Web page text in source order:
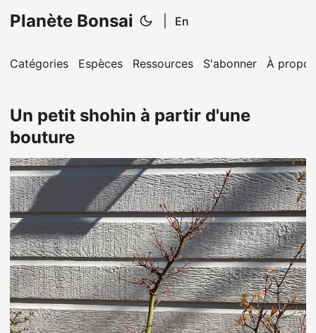
Planète Bonsai En
Catégories Espèces Ressources S'abonner À propos
Un petit shohin à partir d'une
bouture